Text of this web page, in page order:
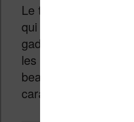
Le texte devient
qui ressemble au
gadget est en
les couleurs
beaucoup moins
caractères se